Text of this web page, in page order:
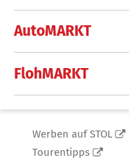
AutoMARKT
FlohMARKT
Werben auf STOL
Tourentipps